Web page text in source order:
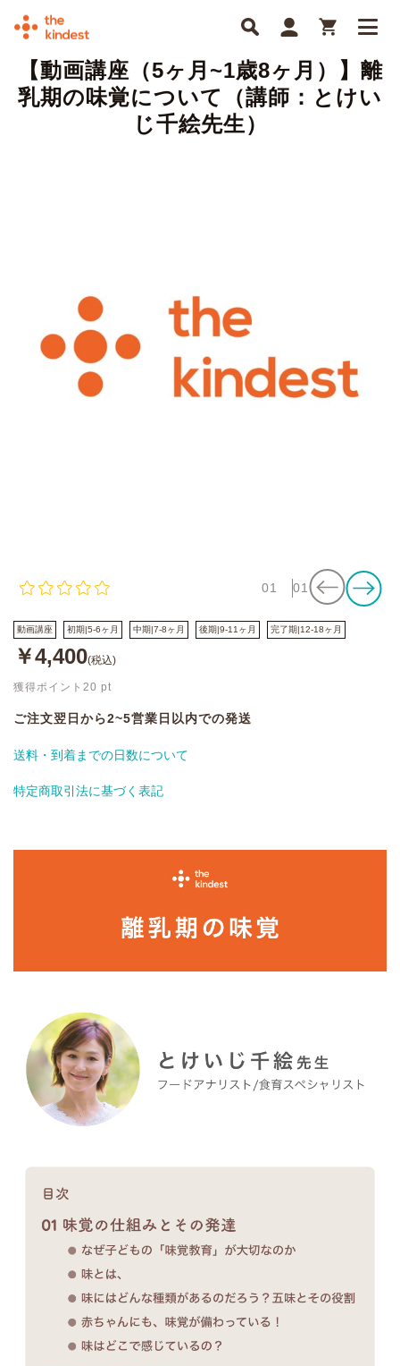
【動画講座（5ヶ月~1歳8ヶ月）】離
乳期の味覚について（講師：とけい
じ千絵先生）
01 01
動画講座 初期|5-6ヶ月 中期|7-8ヶ月 後期|9-11ヶ月 完了期|12-18ヶ月
￥4,400(税込)
獲得ポイント 20 pt
ご注文翌日から2~5営業日以内での発送
送料・到着までの日数について
特定商取引法に基づく表記